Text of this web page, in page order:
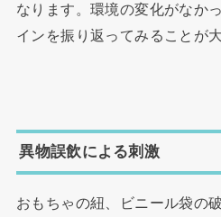
なります。環境の変化がなか
インを振り返ってみることが
異物誤飲による刺激
おもちゃの紐、ビニール袋の